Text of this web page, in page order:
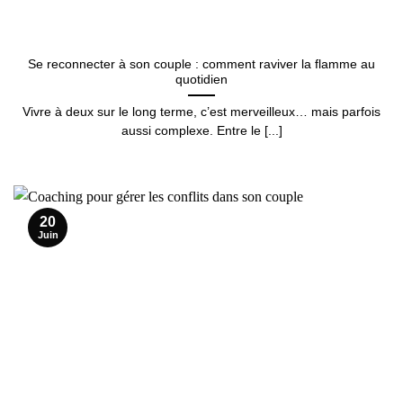
Se reconnecter à son couple : comment raviver la flamme au
quotidien
Vivre à deux sur le long terme, c’est merveilleux… mais parfois
aussi complexe. Entre le [...]
20
Juin